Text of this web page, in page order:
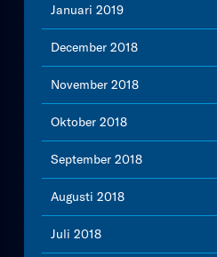
Januari 2019
December 2018
November 2018
Oktober 2018
September 2018
Augusti 2018
Juli 2018